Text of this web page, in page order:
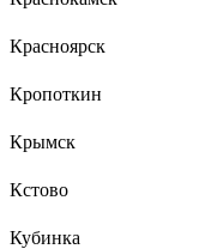
Красноярск
Кропоткин
Крымск
Кстово
Кубинка